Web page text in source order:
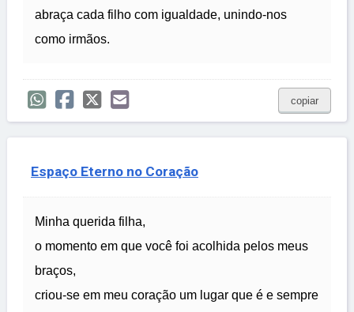
abraça cada filho com igualdade, unindo-nos
como irmãos.
copiar
Espaço Eterno no Coração
Minha querida filha,
o momento em que você foi acolhida pelos meus
braços,
criou-se em meu coração um lugar que é e sempre